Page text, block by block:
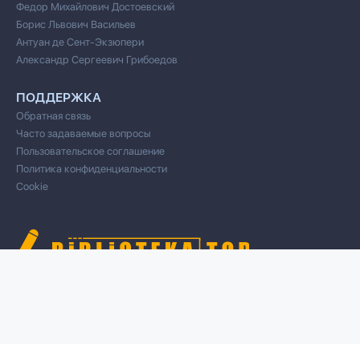
Федор Михайлович Достоевский
Борис Львович Васильев
Антуан де Сент-Экзюпери
Александр Сергеевич Грибоедов
ПОДДЕРЖКА
Обратная связь
Часто задаваемые вопросы
Пользовательское соглашение
Политика конфиденциальности
Cookie